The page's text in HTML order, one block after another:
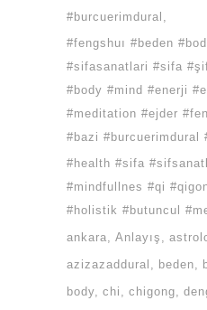
#burcuerimdural
#fengshuı #beden
#sifasanatlari #sifa
#body #mind #enerji
#meditation #ejder
#bazi #burcuerimdural
#health #sifa
#mindfullnes #qi
#holistik #butuncul
ankara
Anlayış
azizazaddural
beden
body chi chigong